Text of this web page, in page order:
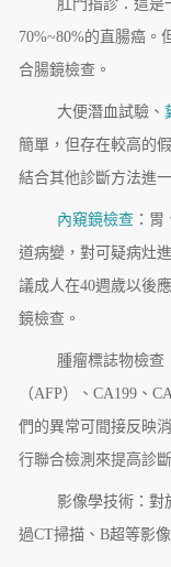
肛門指診：這是
70%~80%的直腸癌。
合腸鏡檢查。
大便潛血試驗、
簡單，但存在較高的
結合其他診斷方法進
內窺鏡檢查：胃
道病變，對可疑病灶
議成人在40週歲以後
鏡檢查。
腫瘤標誌物檢查
（AFP）、CA199、
們的異常可間接反映
行聯合檢測來提高診斷
影像學技術：對
過CT掃描、B超等影